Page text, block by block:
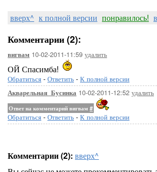
вверх^ к полной версии понравилось!
Комментарии (2):
вигвам 10-02-2011-11:59 удалить
ОЙ Спасимба!
Обратиться - Ответить - К полной версии
Акварельная_Бусинка 10-02-2011-12:52 удалить
Ответ на комментарий вигвам #
Обратиться - Ответить - К полной версии
Комментарии (2): вверх^